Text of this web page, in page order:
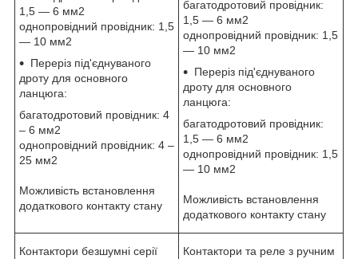
1,5 — 6 мм2
однопровідний провідник: 1,5
— 10 мм2
Переріз під'єднуваного
дроту для основного
ланцюга:
багатодротовий провідник: 4
– 6 мм2
однопровідний провідник: 4 –
25 мм2
Можливість встановлення
додаткового контакту стану
багатодротовий провідник:
1,5 — 6 мм2
однопровідний провідник: 1,5
— 10 мм2
Переріз під'єднуваного
дроту для основного
ланцюга:
багатодротовий провідник:
1,5 — 6 мм2
однопровідний провідник: 1,5
— 10 мм2
Можливість встановлення
додаткового контакту стану
Контактори безшумні серії
Контактори та реле з ручним